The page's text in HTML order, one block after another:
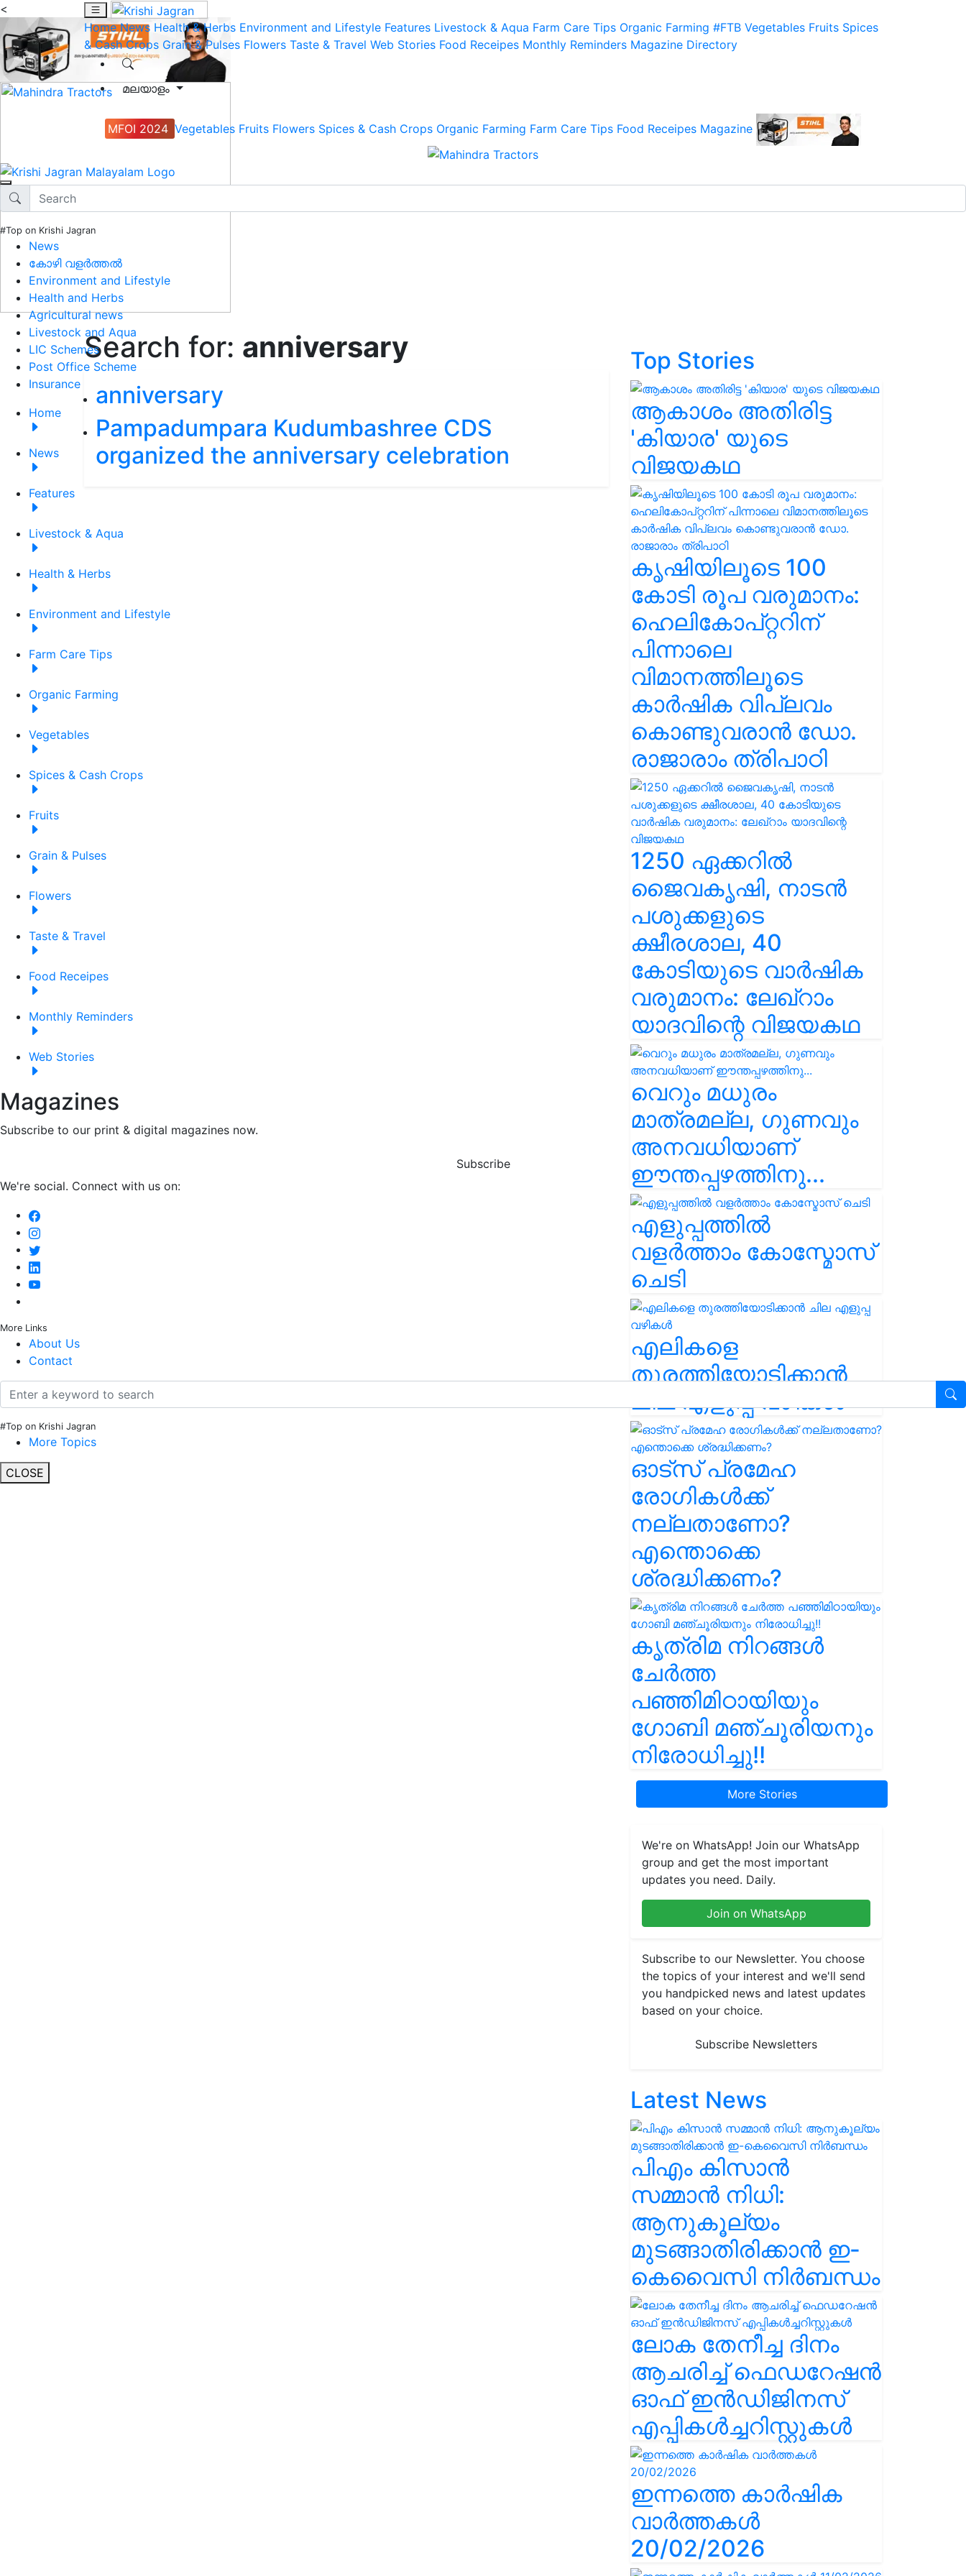
<
Home News Health & Herbs Environment and Lifestyle Features Livestock & Aqua Farm Care Tips Organic Farming #FTB Vegetables Fruits Spices
& Cash Crops Grain & Pulses Flowers Taste & Travel Web Stories Food Receipes Monthly Reminders Magazine Directory
മലയാളം
MFOI 2024 Vegetables Fruits Flowers Spices & Cash Crops Organic Farming Farm Care Tips Food Receipes Magazine
#Top on Krishi Jagran
News
കോഴി വളർത്തൽ
Environment and Lifestyle
Health and Herbs
Agricultural news
Livestock and Aqua
LIC Schemes
Post Office Scheme
Insurance
Home
News
Features
Livestock & Aqua
Health & Herbs
Environment and Lifestyle
Farm Care Tips
Organic Farming
Vegetables
Spices & Cash Crops
Fruits
Grain & Pulses
Flowers
Taste & Travel
Food Receipes
Monthly Reminders
Web Stories
Magazines
Subscribe to our print & digital magazines now.
Subscribe
We're social. Connect with us on:
More Links
About Us
Contact
#Top on Krishi Jagran
More Topics
CLOSE
Search for: anniversary
anniversary
Pampadumpara Kudumbashree CDS
organized the anniversary celebration
Top Stories
ആകാശം അതിരിട്ട
'കിയാര' യുടെ
വിജയകഥ
കൃഷിയിലൂടെ 100
കോടി രൂപ വരുമാനം:
ഹെലികോപ്റ്ററിന്
പിന്നാലെ
വിമാനത്തിലൂടെ
കാർഷിക വിപ്ലവം
കൊണ്ടുവരാൻ ഡോ.
രാജാരാം ത്രിപാഠി
1250 ഏക്കറിൽ
ജൈവകൃഷി, നാടൻ
പശുക്കളുടെ
ക്ഷീരശാല, 40
കോടിയുടെ വാർഷിക
വരുമാനം: ലേഖ്‌റാം
യാദവിന്റെ വിജയകഥ
വെറും മധുരം
മാത്രമല്ല, ഗുണവും
അനവധിയാണ്
ഈന്തപ്പഴത്തിനു...
എളുപ്പത്തിൽ
വളർത്താം കോസ്മോസ്
ചെടി
എലികളെ
തുരത്തിയോടിക്കാൻ
ചില എളുപ്പ വഴികൾ
ഓട്സ് പ്രമേഹ
രോഗികൾക്ക്
നല്ലതാണോ?
എന്തൊക്കെ
ശ്രദ്ധിക്കണം?
കൃത്രിമ നിറങ്ങൾ
ചേർത്ത
പഞ്ഞിമിഠായിയും
ഗോബി മഞ്ചൂരിയനും
നിരോധിച്ചു!!
More Stories
We're on WhatsApp! Join our WhatsApp
group and get the most important
updates you need. Daily.
Join on WhatsApp
Subscribe to our Newsletter. You choose
the topics of your interest and we'll send
you handpicked news and latest updates
based on your choice.
Subscribe Newsletters
Latest News
പിഎം കിസാൻ
സമ്മാൻ നിധി:
ആനുകൂല്യം
മുടങ്ങാതിരിക്കാൻ ഇ-
കെവൈസി നിർബന്ധം
ലോക തേനീച്ച ദിനം
ആചരിച്ച് ഫെഡറേഷൻ
ഓഫ് ഇൻഡിജിനസ്
എപ്പികൾച്ചറിസ്റ്റുകൾ
ഇന്നത്തെ കാർഷിക
വാർത്തകൾ
20/02/2026